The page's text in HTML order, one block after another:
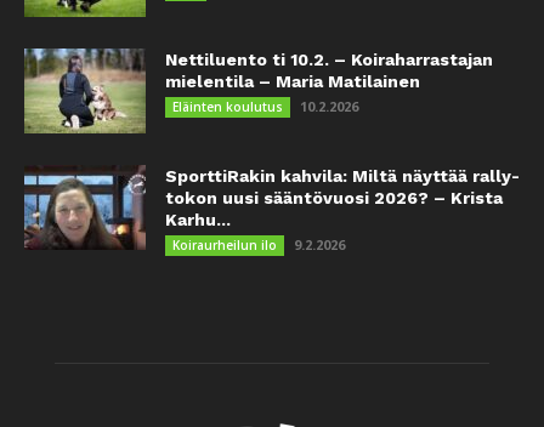
Nettiluento ti 10.2. – Koiraharrastajan
mielentila – Maria Matilainen
Eläinten koulutus 10.2.2026
SporttiRakin kahvila: Miltä näyttää rally-
tokon uusi sääntövuosi 2026? – Krista
Karhu...
Koiraurheilun ilo 9.2.2026